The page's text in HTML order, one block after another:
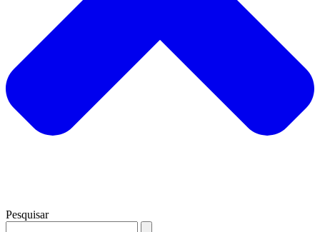
Pesquisar